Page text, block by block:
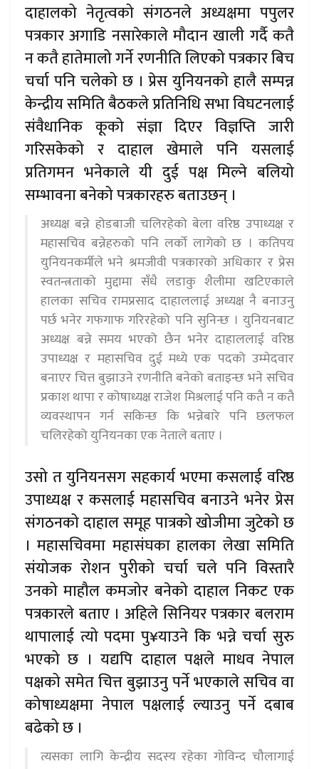
दाहालको नेतृत्वको संगठनले अध्यक्षमा पपुलर
पत्रकार अगाडि नसारेकाले मौदान खाली गर्दै कतै
न कतै हातेमालो गर्ने रणनीति लिएको पत्रकार बिच
चर्चा पनि चलेको छ । प्रेस युनियनको हालै सम्पन्न
केन्द्रीय समिति बैठकले प्रतिनिधि सभा विघटनलाई
संवैधानिक कूको संज्ञा दिएर विज्ञप्ति जारी
गरिसकेको र दाहाल खेमाले पनि यसलाई
प्रतिगमन भनेकाले यी दुई पक्ष मिल्ने बलियो
सम्भावना बनेको पत्रकारहरु बताउछन् ।
अध्यक्ष बन्ने होडबाजी चलिरहेको बेला वरिष्ठ उपाध्यक्ष र
महासचिव बन्नेहरुको पनि लर्को लागेको छ । कतिपय
युनियनकर्मीले भने श्रमजीवी पत्रकारको अधिकार र प्रेस
स्वतन्त्रताको मुद्दामा सँधै लडाकु शैलीमा खटिएकाले
हालका सचिव रामप्रसाद दाहाललाई अध्यक्ष नै बनाउनु
पर्छ भनेर गफगाफ गरिरहेको पनि सुनिन्छ । युनियनबाट
अध्यक्ष बन्ने समय भएको छैन भनेर दाहाललाई वरिष्ठ
उपाध्यक्ष र महासचिव दुई मध्ये एक पदको उम्मेदवार
बनाएर चित्त बुझाउने रणनीति बनेको बताइन्छ भने सचिव
प्रकाश थापा र कोषाध्यक्ष राजेश मिश्रलाई पनि कतै न कतै
व्यवस्थापन गर्न सकिन्छ कि भन्नेबारे पनि छलफल
चलिरहेको युनियनका एक नेताले बताए ।
उसो त युनियनसग सहकार्य भएमा कसलाई वरिष्ठ
उपाध्यक्ष र कसलाई महासचिव बनाउने भनेर प्रेस
संगठनको दाहाल समूह पात्रको खोजीमा जुटेको छ
। महासचिवमा महासंघका हालका लेखा समिति
संयोजक रोशन पुरीको चर्चा चले पनि विस्तारै
उनको माहौल कमजोर बनेको दाहाल निकट एक
पत्रकारले बताए । अहिले सिनियर पत्रकार बलराम
थापालाई त्यो पदमा पु¥याउने कि भन्ने चर्चा सुरु
भएको छ । यद्यपि दाहाल पक्षले माधव नेपाल
पक्षको समेत चित्त बुझाउनु पर्ने भएकाले सचिव वा
कोषाध्यक्षमा नेपाल पक्षलाई ल्याउनु पर्ने दबाब
बढेको छ ।
त्यसका लागि केन्द्रीय सदस्य रहेका गोविन्द चौलागाई